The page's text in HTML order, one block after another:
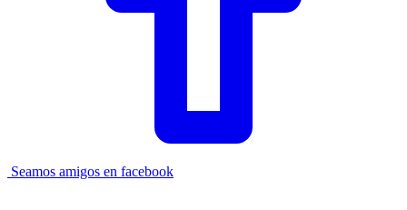
Seamos amigos en facebook